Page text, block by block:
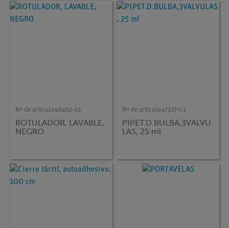
Nº de artículo46402-01
ROTULADOR, LAVABLE,
NEGRO
Nº de artículo47127-03
PIPET.D.BULBA,3VALVU
LAS, 25 ml